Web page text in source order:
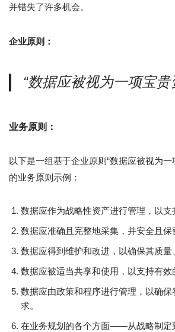
并错失了许多机会。
企业原则：
“数据应被视为一项宝贵
业务原则：
以下是一组基于企业原则“数据应被视为一
的业务原则示例：
数据应作为战略性资产进行管理，以支
数据应准确且完整地采集，并安全且保
数据应得到维护和改进，以确保其质量
数据应被适当共享和使用，以支持有效
数据应由政策和程序进行管理，以确
求。
在业务规划的各个方面——从战略制